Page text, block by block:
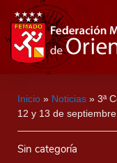
Inicio » Noticias » 3ª
12 y 13 de septiembre
Sin categoría